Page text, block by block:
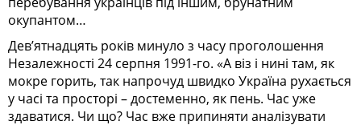
окупантом…
Дев’ятнадцять років минуло з часу проголошення
Незалежності 24 серпня 1991-го. «А віз і нині там, як
мокре горить, так напрочуд швидко Україна рухається
у часі та просторі – достеменно, як пень. Час уже
здаватися. Чи що? Час вже припиняти аналізувати